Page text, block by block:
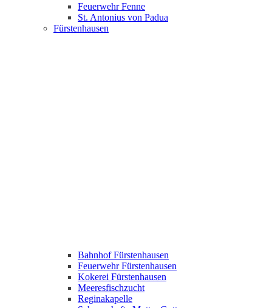
Feuerwehr Fenne
St. Antonius von Padua
Fürstenhausen
Bahnhof Fürstenhausen
Feuerwehr Fürstenhausen
Kokerei Fürstenhausen
Meeresfischzucht
Reginakapelle